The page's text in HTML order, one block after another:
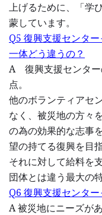
上げるために、「学
蒙しています。
Q5 復興支援センタ
一体どう違うの？
A 復興支援センター
点。
他のボランティアセ
なく、被災地の方々
の為の効果的な志事
望の持てる復興を目
それに対して給料を
団体とは違う最大の
Q6 復興支援センタ
A 被災地にニーズが